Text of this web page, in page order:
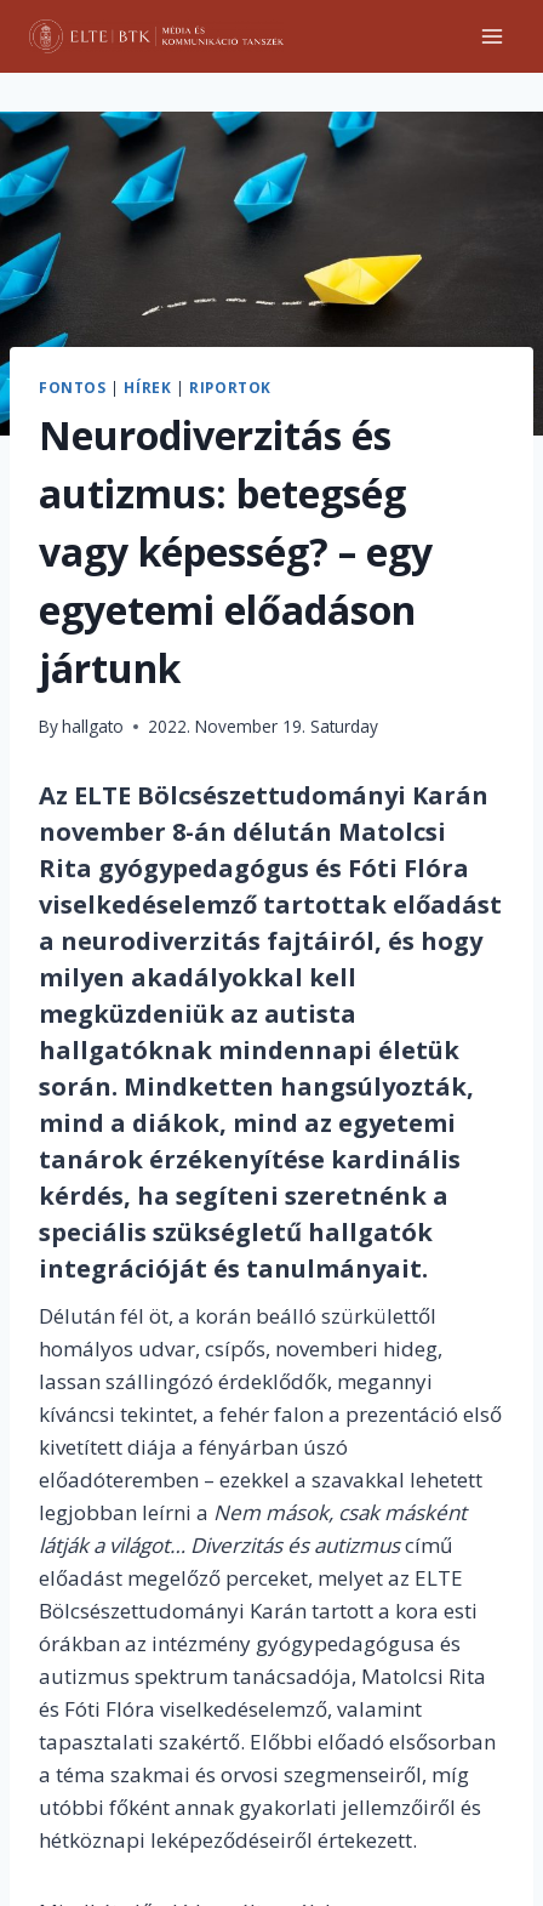
Skip
content
FONTOS | HÍREK | RIPORTOK
Neurodiverzitás és
autizmus: betegség
vagy képesség? – egy
egyetemi előadáson
jártunk
Byhallgato 2022. November 19. Saturday
Az ELTE Bölcsészettudományi Karán
november 8-án délután Matolcsi
Rita gyógypedagógus és Fóti Flóra
viselkedéselemző tartottak előadást
a neurodiverzitás fajtáiról, és hogy
milyen akadályokkal kell
megküzdeniük az autista
hallgatóknak mindennapi életük
során. Mindketten hangsúlyozták,
mind a diákok, mind az egyetemi
tanárok érzékenyítése kardinális
kérdés, ha segíteni szeretnénk a
speciális szükségletű hallgatók
integrációját és tanulmányait.
Délután fél öt, a korán beálló szürkülettől
homályos udvar, csípős, novemberi hideg,
lassan szállingózó érdeklődők, megannyi
kíváncsi tekintet, a fehér falon a prezentáció első
kivetített diája a fényárban úszó
előadóteremben – ezekkel a szavakkal lehetett
legjobban leírni a Nem mások, csak másként
látják a világot… Diverzitás és autizmuscímű
előadást megelőző perceket, melyet az ELTE
Bölcsészettudományi Karán tartott a kora esti
órákban az intézmény gyógypedagógusa és
autizmus spektrum tanácsadója, Matolcsi Rita
és Fóti Flóra viselkedéselemző, valamint
tapasztalati szakértő. Előbbi előadó elsősorban
a téma szakmai és orvosi szegmenseiről, míg
utóbbi főként annak gyakorlati jellemzőiről és
hétköznapi leképeződéseiről értekezett.